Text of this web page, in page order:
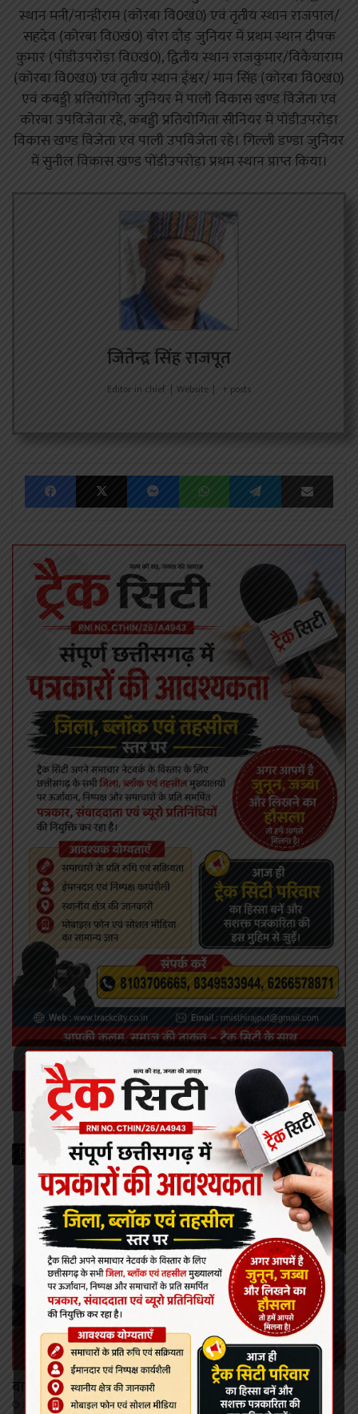
स्थान मनी/नान्हीराम (कोरबा वि0खं0) एवं तृतीय स्थान राजपाल/
सहदेव (कोरबा वि0खं0) बोरा दौड़ जुनियर में प्रथम स्थान दीपक
कुमार (पोंडीउपरोड़ा वि0खं0), द्वितीय स्थान राजकुमार/विकैयाराम
(कोरबा वि0खं0) एवं तृतीय स्थान ईश्वर/ मान सिंह (कोरबा वि0खं0)
एवं कबड्डी प्रतियोगिता जुनियर में पाली विकास खण्ड विजेता एवं
कोरबा उपविजेता रहे, कबड्डी प्रतियोगिता सीनियर में पोंडीउपरोड़ा
विकास खण्ड विजेता एवं पाली उपविजेता रहे। गिल्ली डण्डा जुनियर
में सुनील विकास खण्ड पोंडीउपरोड़ा प्रथम स्थान प्राप्त किया।
जितेन्द्र सिंह राजपूत
Editor in chief | Website | + posts
FacebookX MessengerWhatsAppTelegram Share via Email
Leave a Reply
Recent Posts
कोरबा
बालको कर रहा है क्षेत्र का चहुंमुखी विकास: लखन लाल देवांगन
August 8, 2026